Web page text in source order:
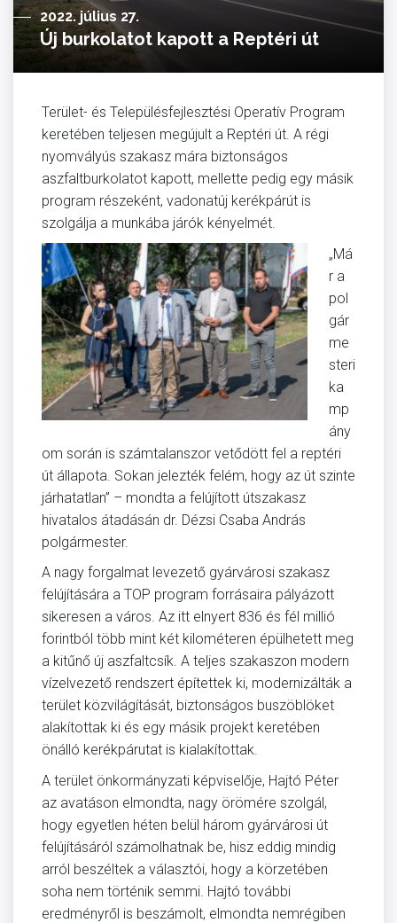
2022. július 27.
Új burkolatot kapott a Reptéri út
Terület- és Településfejlesztési Operatív Program
keretében teljesen megújult a Reptéri út. A régi
nyomvályús szakasz mára biztonságos
aszfaltburkolatot kapott, mellette pedig egy másik
program részeként, vadonatúj kerékpárút is
szolgálja a munkába járók kényelmét.
„Má
r a
pol
gár
me
steri
ka
mp
ány
om során is számtalanszor vetődött fel a reptéri
út állapota. Sokan jelezték felém, hogy az út szinte
járhatatlan” – mondta a felújított útszakasz
hivatalos átadásán dr. Dézsi Csaba András
polgármester.
A nagy forgalmat levezető gyárvárosi szakasz
felújítására a TOP program forrásaira pályázott
sikeresen a város. Az itt elnyert 836 és fél millió
forintból több mint két kilométeren épülhetett meg
a kitűnő új aszfaltcsík. A teljes szakaszon modern
vízelvezető rendszert építettek ki, modernizálták a
terület közvilágítását, biztonságos buszöblöket
alakítottak ki és egy másik projekt keretében
önálló kerékpárutat is kialakítottak.
A terület önkormányzati képviselője, Hajtó Péter
az avatáson elmondta, nagy örömére szolgál,
hogy egyetlen héten belül három gyárvárosi út
felújításáról számolhatnak be, hisz eddig mindig
arról beszéltek a választói, hogy a körzetében
soha nem történik semmi. Hajtó további
eredményről is beszámolt, elmondta nemrégiben